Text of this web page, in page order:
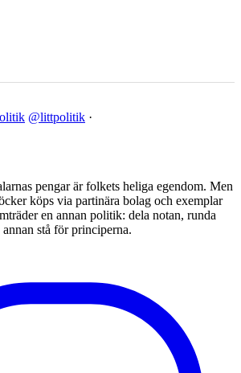
@littpolitik ·
pengar är folkets heliga egendom. Men
köps via partinära bolag och exemplar
en annan politik: dela notan, runda
stå för principerna.